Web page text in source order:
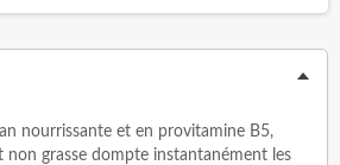
nourrissante et en provitamine B5,
non grasse dompte instantanément les